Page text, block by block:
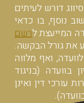
דורש לעיתים
נוסף, בו כדאי
המייעצת לרשם
את גורל הבקשה.
ואף מלווה
בוועדה (בניגוד
עורכי דין ואינן